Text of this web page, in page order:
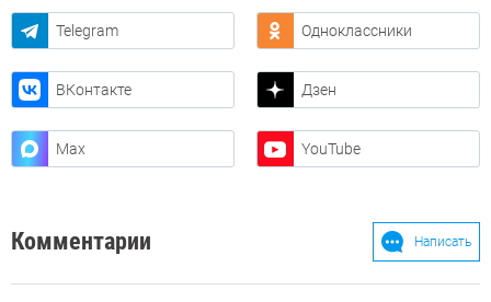
Telegram Одноклассники
ВКонтакте Дзен
Max YouTube
Комментарии Написать